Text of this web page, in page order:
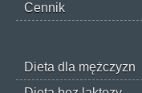
Cennik
Dieta dla mężczyzn